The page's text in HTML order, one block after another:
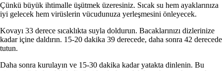
Çünkü büyük ihtimalle üşütmek üzeresiniz. Sıcak su hem ayaklarınıza
iyi gelecek hem virüslerin vücudunuza yerleşmesini önleyecek.
Kovayı 33 derece sıcaklıkta suyla doldurun. Bacaklarınızı dizlerinize
kadar içine daldırın. 15-20 dakika 39 derecede, daha sonra 42 derecede
tutun.
Daha sonra kurulayın ve 15-30 dakika kadar yatakta dinlenin. Bu